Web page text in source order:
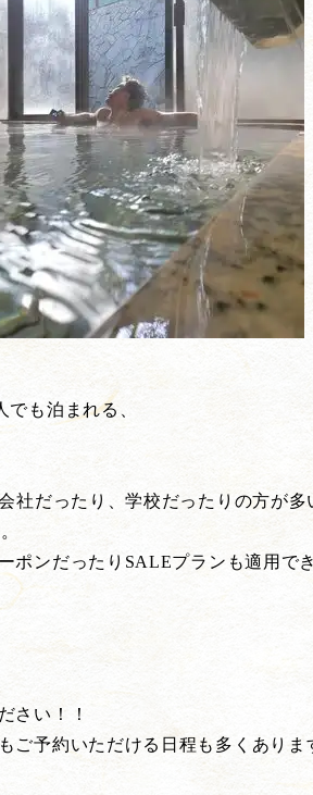
も泊まれる、
だったり、学校だったりの方が多
ポンだったりSALEプランも適用
さい！！
ご予約いただける日程も多くありま